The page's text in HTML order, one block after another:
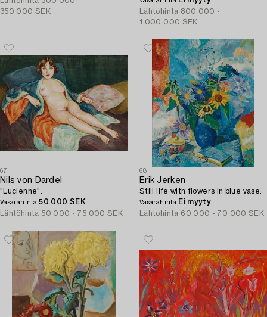
350 000 SEK
Lähtöhinta 800 000 -
1 000 000 SEK
67
Nils von Dardel
"Lucienne".
Vasarahinta50 000 SEK
Lähtöhinta 50 000 - 75 000 SEK
68
Erik Jerken
Still life with flowers in blue vase.
Vasarahinta Ei myyty
Lähtöhinta 60 000 - 70 000 SEK